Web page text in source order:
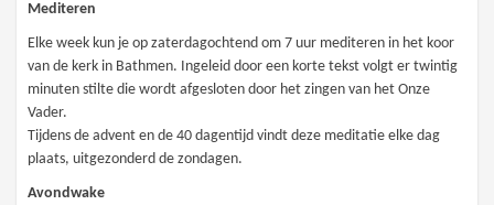
Mediteren
Elke week kun je op zaterdagochtend om 7 uur mediteren in het koor
van de kerk in Bathmen. Ingeleid door een korte tekst volgt er twintig
minuten stilte die wordt afgesloten door het zingen van het Onze
Vader.
Tijdens de advent en de 40 dagentijd vindt deze meditatie elke dag
plaats, uitgezonderd de zondagen.
Avondwake